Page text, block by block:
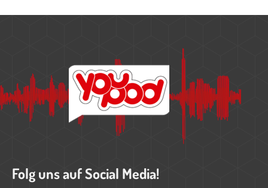
Folg uns auf Social Media!